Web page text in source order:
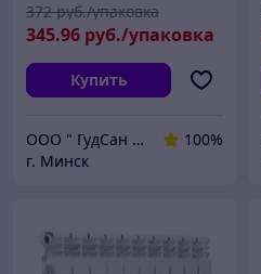
345.96 руб./упаковка
372 руб./упаковка
Купить
ООО " ГудСан " сантехника, отопление
100%
г. Минск